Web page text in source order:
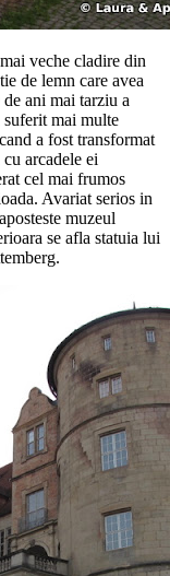
veche cladire din
de lemn care avea
ani mai tarziu a
suferit mai multe
a fost transformat
arcadele ei
cel mai frumos
Avariat serios in
muzeul
se afla statuia lui